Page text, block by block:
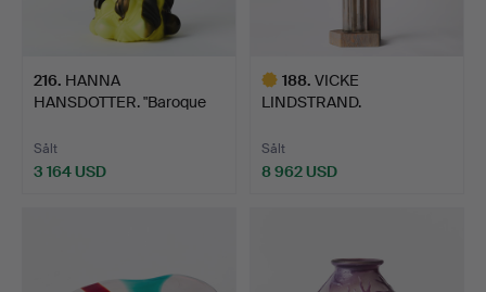
216. HANNA
HANSDOTTER. "Baroque
Sålt
3 164 USD
188. VICKE
LINDSTRAND.
Sålt
8 962 USD